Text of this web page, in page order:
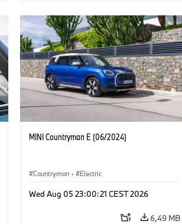
MINI Countryman E (06/2024)
Countryman · Electric
Wed Aug 05 23:00:21 CEST 2026
6,49 MB